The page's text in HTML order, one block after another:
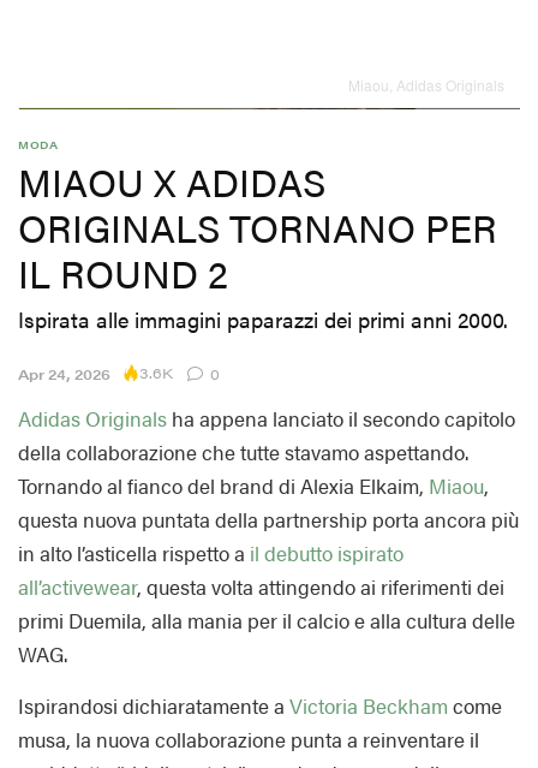
Miaou, Adidas Originals
MODA
MIAOU X ADIDAS
ORIGINALS TORNANO PER
IL ROUND 2
Ispirata alle immagini paparazzi dei primi anni 2000.
Apr 24, 2026 3.6K 0
Adidas Originals ha appena lanciato il secondo capitolo
della collaborazione che tutte stavamo aspettando.
Tornando al fianco del brand di Alexia Elkaim, Miaou,
questa nuova puntata della partnership porta ancora più
in alto l’asticella rispetto a il debutto ispirato
all’activewear, questa volta attingendo ai riferimenti dei
primi Duemila, alla mania per il calcio e alla cultura delle
WAG.
Ispirandosi dichiaratamente a Victoria Beckham come
musa, la nuova collaborazione punta a reinventare il